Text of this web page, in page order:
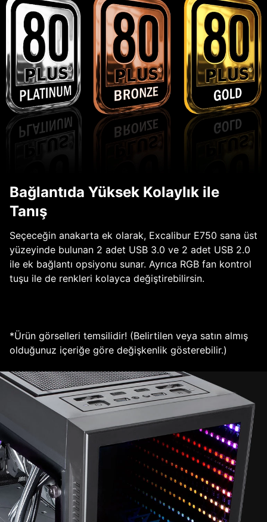
Bağlantıda Yüksek Kolaylık ile
Tanış
Seçeceğin anakarta ek olarak, Excalibur E750 sana üst
yüzeyinde bulunan 2 adet USB 3.0 ve 2 adet USB 2.0
ile ek bağlantı opsiyonu sunar. Ayrıca RGB fan kontrol
tuşu ile de renkleri kolayca değiştirebilirsin.
*Ürün görselleri temsilidir! (Belirtilen veya satın almış
olduğunuz içeriğe göre değişkenlik gösterebilir.)